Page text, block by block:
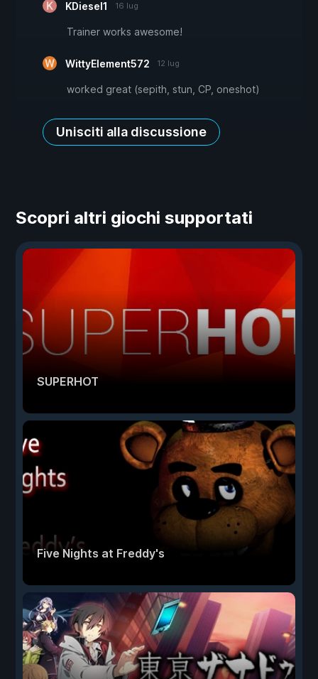
KDiesel1 16 lug
Trainer works awesome!
WittyElement572 12 lug
worked great (sepith, stun, CP, oneshot)
Unisciti alla discussione
Scopri altri giochi supportati
SUPERHOT
Five Nights at Freddy's